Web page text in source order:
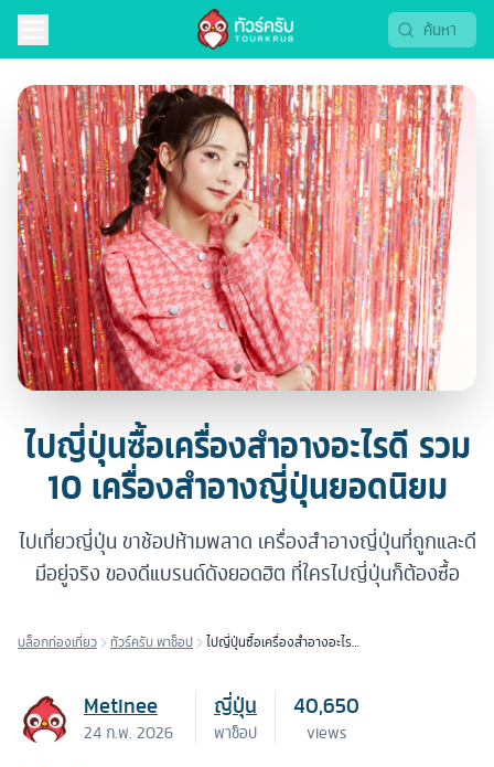
ไปญี่ปุ่นซื้อเครื่องสำอางอะไรดี รวม
10 เครื่องสำอางญี่ปุ่นยอดนิยม
ไปเที่ยวญี่ปุ่น ขาช้อปห้ามพลาด เครื่องสำอางญี่ปุ่นที่ถูกและดี
มีอยู่จริง ของดีแบรนด์ดังยอดฮิต ที่ใครไปญี่ปุ่นก็ต้องซื้อ
บล็อกท่องเที่ยว ทัวร์ครับ พาช็อป
ไปญี่ปุ่นซื้อเครื่องสำอางอะไรดี
Metinee
24 ก.พ. 2026
ญี่ปุ่น
พาช็อป
40,650
views